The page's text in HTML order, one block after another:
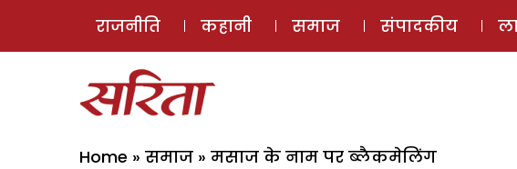
राजनीति कहानी समाज संपादकीय
Home » समाज » मसाज के नाम पर ब्लैकमेलिंग